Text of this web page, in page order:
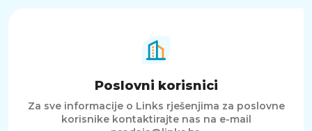
Poslovni korisnici
Za sve informacije o Links rješenjima za poslovne
korisnike kontaktirajte nas na e-mail